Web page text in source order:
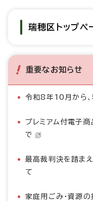
瑞穂区トップペ
重要なお知らせ
令和8年10月から
プレミアム付電子
で
最高裁判決を踏ま
て
家庭用ごみ・資源